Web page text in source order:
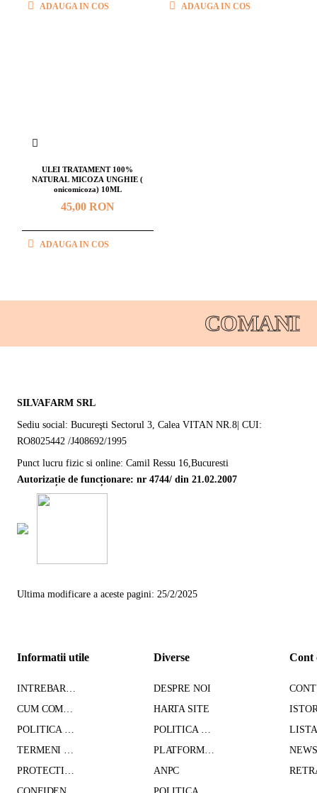
ADAUGA IN COS ADAUGA IN COS
ULEI TRATAMENT 100%
NATURAL MICOZA UNGHIE (
onicomicoza) 10ML
45,00 RON
ADAUGA IN COS
SILVAFARM SRL
Sediu social: Bucureşti Sectorul 3, Calea VITAN NR.8| CUI:
RO8025442 /J408692/1995
Punct lucru fizic si online: Camil Ressu 16,Bucuresti
Autorizație de funcționare: nr 4744/ din 21.02.2007
Ultima modificare a aceste pagini: 25/2/2025
Informatii utile
INTREBARI FRECVENTE
CUM COMAND - TRANSPORT - PLATA
POLITICA DE CONFIDENTIALITATE
TERMENI SI CONDITII
PROTECTIA DATELOR CU CARACTER PERSONAL
Diverse
DESPRE NOI
HARTA SITE
POLITICA DE RETUR
PLATFORMA SOL
ANPC
Cont